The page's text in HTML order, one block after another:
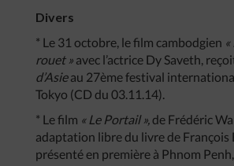
Divers
* Le 31 octobre, le film cambodgien
rouet » avec l’actrice Dy Saveth,
d’Asieau 27ème festival
Tokyo (CD du 03.11.14).
* Le film « Le Portail », de Frédéric
adaptation libre du livre de François
présenté en première à Phnom